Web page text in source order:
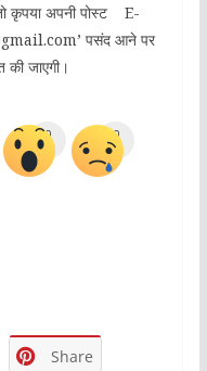
कृपया अपनी पोस्ट E-
पसंद आने पर
जाएगी।
0 0
Share